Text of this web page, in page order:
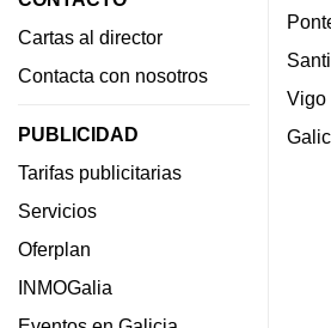
Cartas al director
Contacta con nosotros
PUBLICIDAD
Tarifas publicitarias
Servicios
Oferplan
INMOGalia
Vigo